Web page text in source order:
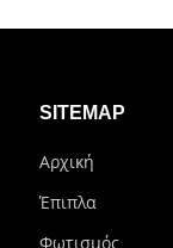
SITEMAP
Αρχική
Έπιπλα
Φωτισμός